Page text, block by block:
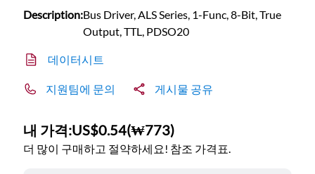
Description:Bus Driver, ALS Series, 1-Func, 8-Bit, True
Output, TTL, PDSO20
데이터시트
지원팀에 문의 게시물 공유
내 가격:US$0.54(₩773)
더 많이 구매하고 절약하세요! 참조 가격표.